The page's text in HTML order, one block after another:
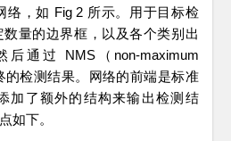
，如 Fig 2 所示。用于目标检
量的边界框，以及各个类别出
通过 NMS（non-maximum
的检测结果。网络的前端是标准
加了额外的结构来输出检测结
如下。